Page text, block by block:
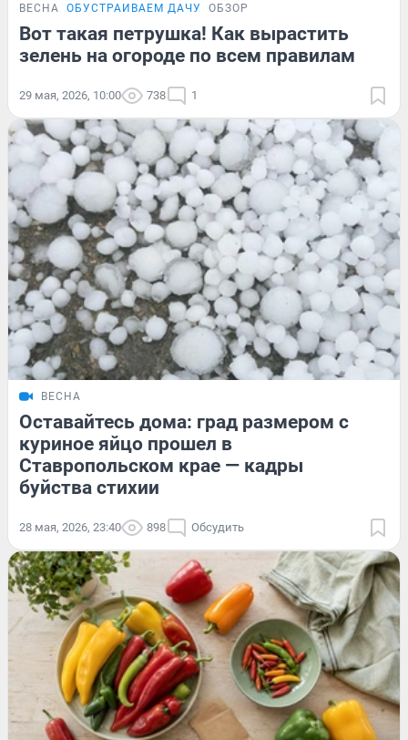
ВЕСНА ОБУСТРАИВАЕМ ДАЧУ ОБЗОР
Вот такая петрушка! Как вырастить
зелень на огороде по всем правилам
29 мая, 2026, 10:00 738 1
ВЕСНА
Оставайтесь дома: град размером с
куриное яйцо прошел в
Ставропольском крае — кадры
буйства стихии
28 мая, 2026, 23:40 898 Обсудить